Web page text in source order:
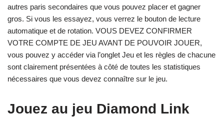
autres paris secondaires que vous pouvez placer et gagner
gros. Si vous les essayez, vous verrez le bouton de lecture
automatique et de rotation. VOUS DEVEZ CONFIRMER
VOTRE COMPTE DE JEU AVANT DE POUVOIR JOUER,
vous pouvez y accéder via l’onglet Jeu et les règles de chacune
sont clairement présentées à côté de toutes les statistiques
nécessaires que vous devez connaître sur le jeu.
Jouez au jeu Diamond Link